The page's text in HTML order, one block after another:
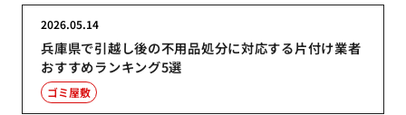
兵庫県で引越し後の不用品処分に対応する片付け業者
おすすめランキング5選
2026.05.14
ゴミ屋敷